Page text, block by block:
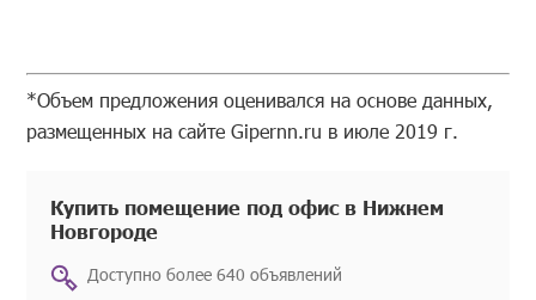
*Объем предложения оценивался на основе данных,
размещенных на сайте Gipernn.ru в июле 2019 г.
Купить помещение под офис в Нижнем
Новгороде
Доступно более 640 объявлений